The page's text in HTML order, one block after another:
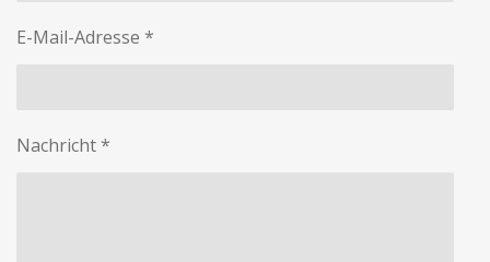
E-Mail-Adresse *
Nachricht *